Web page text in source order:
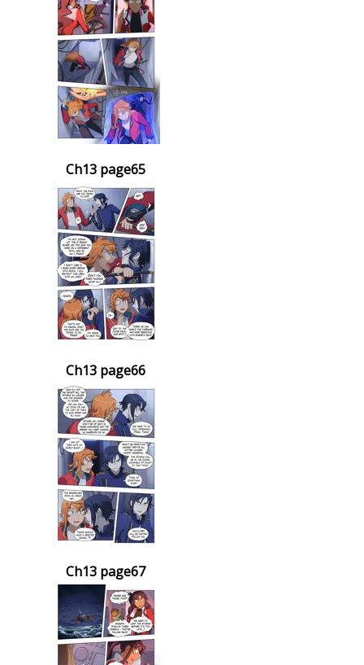
Ch13 page65
Ch13 page66
Ch13 page67